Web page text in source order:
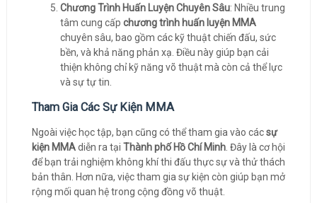
Chương Trình Huấn Luyện Chuyên Sâu: Nhiều trung
tâm cung cấp chương trình huấn luyện MMA
chuyên sâu, bao gồm các kỹ thuật chiến đấu, sức
bền, và khả năng phản xạ. Điều này giúp bạn cải
thiện không chỉ kỹ năng võ thuật mà còn cả thể lực
và sự tự tin.
Tham Gia Các Sự Kiện MMA
Ngoài việc học tập, bạn cũng có thể tham gia vào cácsự
kiện MMAdiễn ra tại Thành phố Hồ Chí Minh. Đây là cơ hội
để bạn trải nghiệm không khí thi đấu thực sự và thử thách
bản thân. Hơn nữa, việc tham gia sự kiện còn giúp bạn mở
rộng mối quan hệ trong cộng đồng võ thuật.